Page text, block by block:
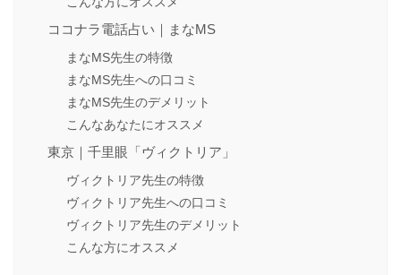
ココナラ電話占い｜まなMS
まなMS先生の特徴
まなMS先生への口コミ
まなMS先生のデメリット
こんなあなたにオススメ
東京｜千里眼「ヴィクトリア」
ヴィクトリア先生の特徴
ヴィクトリア先生への口コミ
ヴィクトリア先生のデメリット
こんな方にオススメ